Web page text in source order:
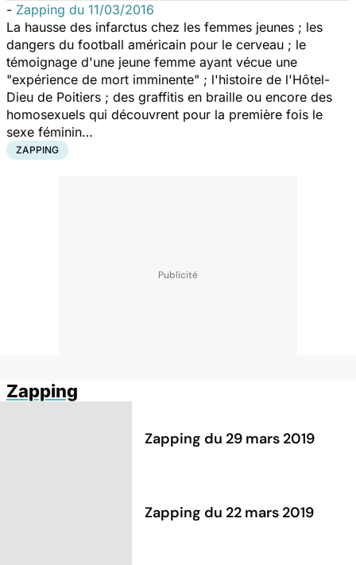
- Zapping du 11/03/2016
La hausse des infarctus chez les femmes jeunes ; les
dangers du football américain pour le cerveau ; le
témoignage d'une jeune femme ayant vécue une
"expérience de mort imminente" ; l'histoire de l'Hôtel-
Dieu de Poitiers ; des graffitis en braille ou encore des
homosexuels qui découvrent pour la première fois le
sexe féminin…
ZAPPING
Zapping
Zapping du 29 mars 2019
Zapping du 22 mars 2019